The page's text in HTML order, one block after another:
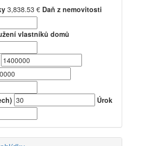
3,838.53 € Daň z nemovitosti
vlastníků domů
Úrok